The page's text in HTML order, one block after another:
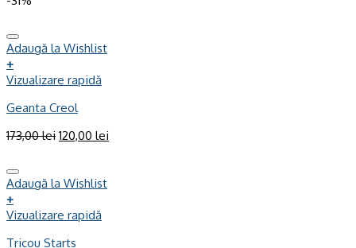
Adaugă la Wishlist
+
Vizualizare rapidă
Geanta Creol
173,00lei 120,00 lei
Adaugă la Wishlist
+
Vizualizare rapidă
Tricou Starts